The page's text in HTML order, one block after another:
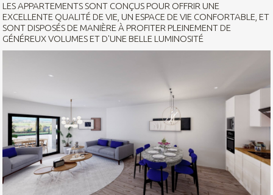
LES APPARTEMENTS SONT CONÇUS POUR OFFRIR UNE
EXCELLENTE QUALITÉ DE VIE, UN ESPACE DE VIE CONFORTABLE, ET
SONT DISPOSÉS DE MANIÈRE À PROFITER PLEINEMENT DE
GÉNÉREUX VOLUMES ET D'UNE BELLE LUMINOSITÉ